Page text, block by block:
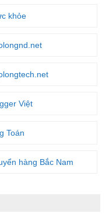
khỏe
Việt
Toán
hàng Bắc Nam